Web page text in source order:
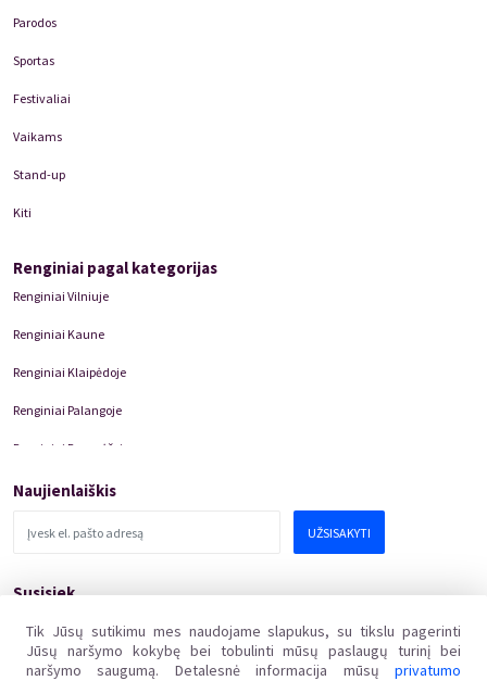
Tik Jūsų sutikimu mes naudojame slapukus, su tikslu pagerinti
Jūsų naršymo kokybę bei tobulinti mūsų paslaugų turinį bei
naršymo saugumą. Detalesnė informacija mūsų privatumo
Parodos
Sportas
Festivaliai
Vaikams
Stand-up
Kiti
Renginiai pagal kategorijas
Renginiai Vilniuje
Renginiai Kaune
Renginiai Klaipėdoje
Renginiai Palangoje
Renginiai Panevėžyje
Domino Teatro Spektakliai
Naujienlaiškis
UŽSISAKYTI
Susisiek
Adresas:Žalgirio g.135, LT-08217 Vilnius